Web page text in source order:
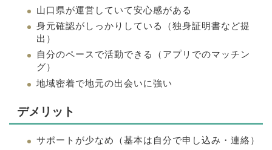
山口県が運営していて安心感がある
身元確認がしっかりしている（独身証明書など提
出）
自分のペースで活動できる（アプリでのマッチン
グ）
地域密着で地元の出会いに強い
デメリット
サポートが少なめ（基本は自分で申し込み・連絡）